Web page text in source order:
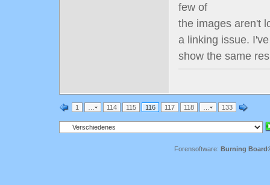
few of
the images aren't
a linking issue.
show the same
1 114 115 116 117 118 133
Forensoftware: Burning